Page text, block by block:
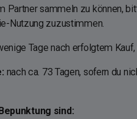
Partner sammeln zu können,
Nutzung zuzustimmen.
Tage nach erfolgtem
nach ca. 73 Tagen, sofern du
sind: